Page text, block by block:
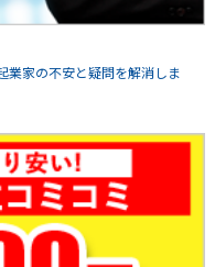
業家の不安と疑問を解消しま